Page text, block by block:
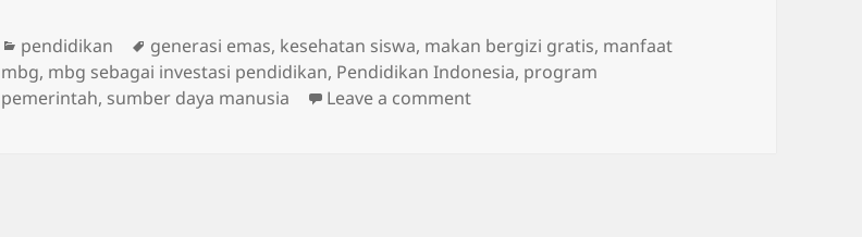
Categories
pendidikan Tags
generasi emas, kesehatan siswa, makan bergizi gratis, manfaat
mbg, mbg sebagai investasi pendidikan, Pendidikan Indonesia, program
pemerintah, sumber daya manusia Leave a commenton MBG sebagai Investasi Pendidikan Jangka